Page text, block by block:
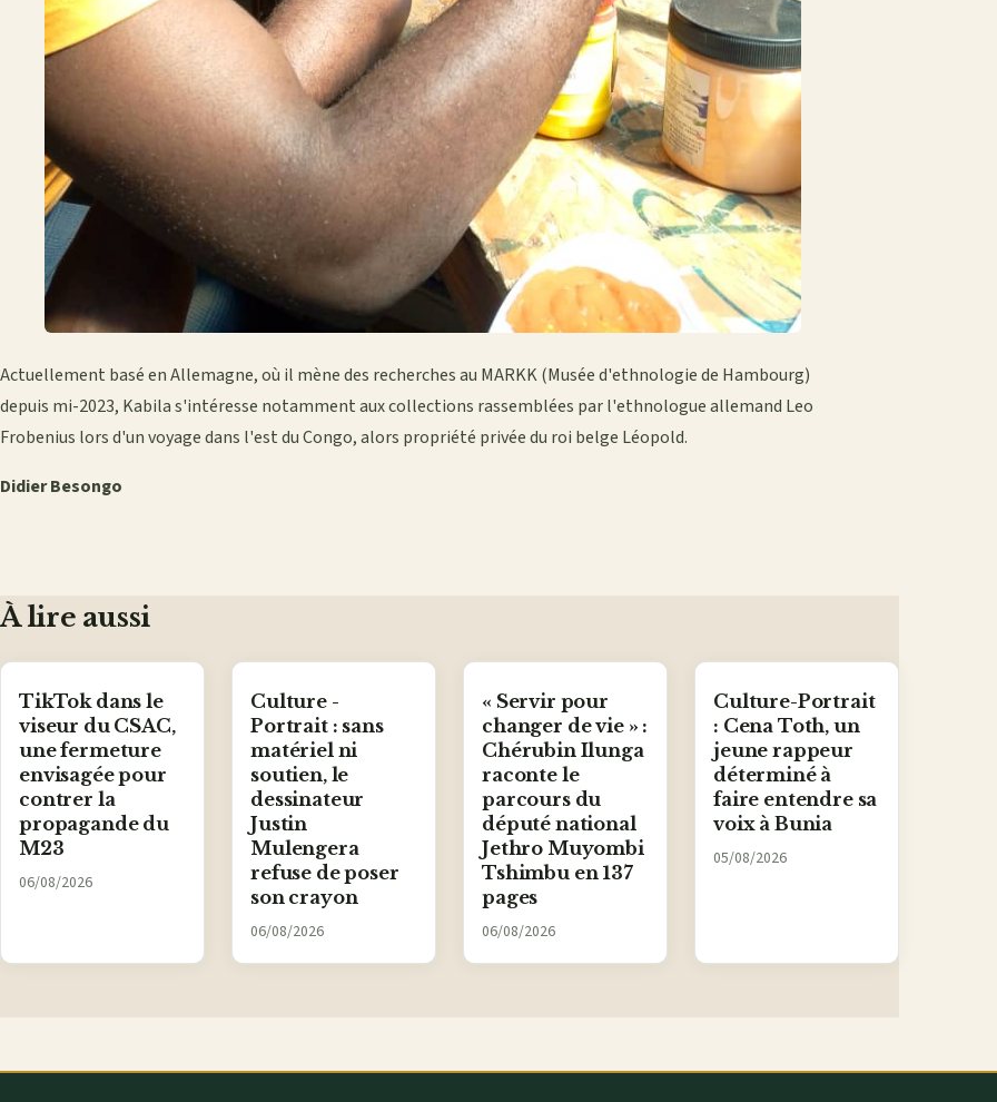
Actuellement basé en Allemagne, où il mène des recherches au MARKK (Musée d'ethnologie de Hambourg)
depuis mi-2023, Kabila s'intéresse notamment aux collections rassemblées par l'ethnologue allemand Leo
Frobenius lors d'un voyage dans l'est du Congo, alors propriété privée du roi belge Léopold.
Didier Besongo
À lire aussi
TikTok dans le
viseur du CSAC,
une fermeture
envisagée pour
contrer la
propagande du
M23
06/08/2026
Culture -
Portrait : sans
matériel ni
soutien, le
dessinateur
Justin
Mulengera
refuse de poser
son crayon
06/08/2026
« Servir pour
changer de vie » :
Chérubin Ilunga
raconte le
parcours du
député national
Jethro Muyombi
Tshimbu en 137
pages
06/08/2026
Culture-Portrait
: Cena Toth, un
jeune rappeur
déterminé à
faire entendre sa
voix à Bunia
05/08/2026